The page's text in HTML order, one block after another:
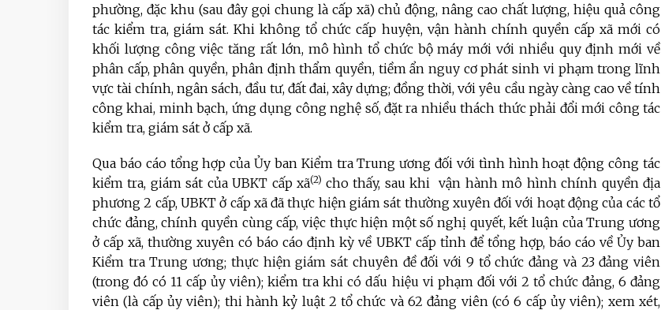
phường, đặc khu (sau đây gọi chung là cấp xã) chủ động, nâng cao chất lượng, hiệu quả công
tác kiểm tra, giám sát. Khi không tổ chức cấp huyện, vận hành chính quyền cấp xã mới có
khối lượng công việc tăng rất lớn, mô hình tổ chức bộ máy mới với nhiều quy định mới về
phân cấp, phân quyền, phân định thẩm quyền, tiềm ẩn nguy cơ phát sinh vi phạm trong lĩnh
vực tài chính, ngân sách, đầu tư, đất đai, xây dựng; đồng thời, với yêu cầu ngày càng cao về tính
công khai, minh bạch, ứng dụng công nghệ số, đặt ra nhiều thách thức phải đổi mới công tác
kiểm tra, giám sát ở cấp xã.
Qua báo cáo tổng hợp của Ủy ban Kiểm tra Trung ương đối với tình hình hoạt động công tác
kiểm tra, giám sát của UBKT cấp xã(2) cho thấy, sau khi vận hành mô hình chính quyền địa
phương 2 cấp, UBKT ở cấp xã đã thực hiện giám sát thường xuyên đối với hoạt động của các tổ
chức đảng, chính quyền cùng cấp, việc thực hiện một số nghị quyết, kết luận của Trung ương
ở cấp xã, thường xuyên có báo cáo định kỳ về UBKT cấp tỉnh để tổng hợp, báo cáo về Ủy ban
Kiểm tra Trung ương; thực hiện giám sát chuyên đề đối với 9 tổ chức đảng và 23 đảng viên
(trong đó có 11 cấp ủy viên); kiểm tra khi có dấu hiệu vi phạm đối với 2 tổ chức đảng, 6 đảng
viên (là cấp ủy viên); thi hành kỷ luật 2 tổ chức và 62 đảng viên (có 6 cấp ủy viên); xem xét,